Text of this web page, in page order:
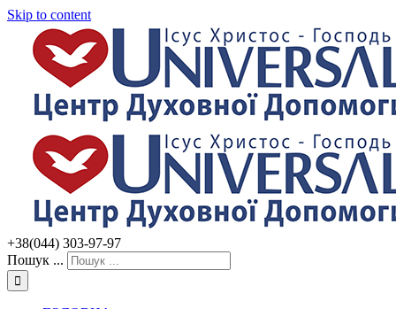
Skip to content
+38(044) 303-97-97
Пошук ...